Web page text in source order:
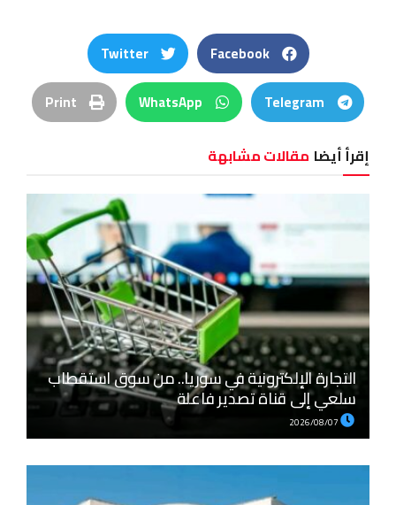
Facebook
Twitter
Telegram
WhatsApp
Print
إقرأ أيضا مقالات مشابهة
التجارة الإلكترونية في سوريا.. من سوق استقطاب
سلعي إلى قناة تصدير فاعلة